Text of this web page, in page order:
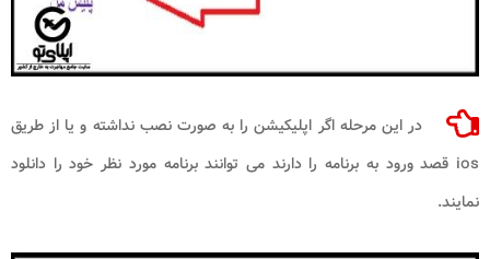
در این مرحله اگر اپلیکیشن را به صورت نصب نداشته و یا از طریق
ios قصد ورود به برنامه را دارند می توانند برنامه مورد نظر خود را دانلود
نمایند.